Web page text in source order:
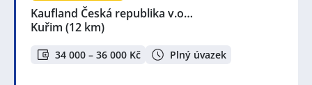
Kaufland Česká republika v.o…
Kuřim (12 km)
34 000 – 36 000 Kč Plný úvazek